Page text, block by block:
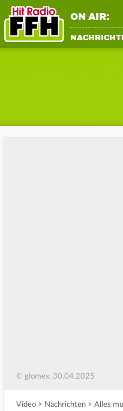
ON AIR:
© glomex, 30.04.2025
Video > Nachrichten > Alles